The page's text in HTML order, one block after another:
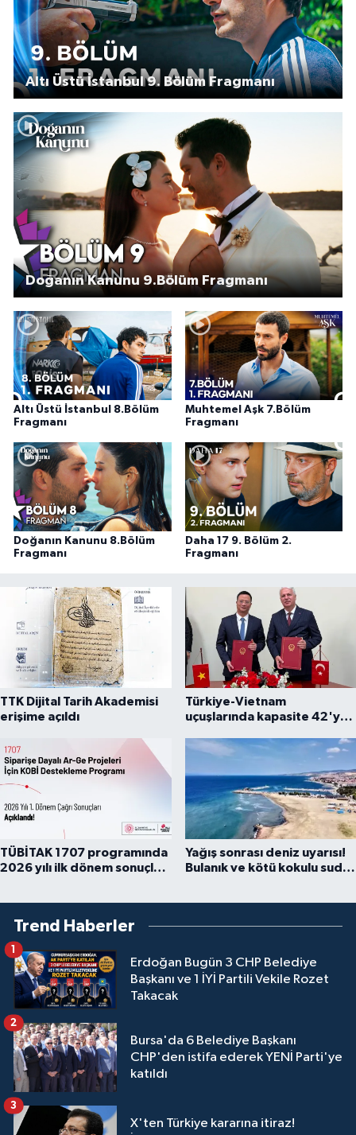
Altı Üstü İstanbul 9. Bölüm Fragmanı
Doğanın Kanunu 9.Bölüm Fragmanı
Altı Üstü İstanbul 8.Bölüm
Fragmanı
Muhtemel Aşk 7.Bölüm
Fragmanı
Doğanın Kanunu 8.Bölüm
Fragmanı
Daha 17 9. Bölüm 2.
Fragmanı
TTK Dijital Tarih Akademisi
erişime açıldı
Türkiye-Vietnam
uçuşlarında kapasite 42'ye
TÜBİTAK 1707 programında
2026 yılı ilk dönem sonuçları
Yağış sonrası deniz uyarısı!
Bulanık ve kötü kokulu suda
Trend Haberler
Erdoğan Bugün 3 CHP Belediye
Başkanı ve 1 İYİ Partili Vekile Rozet
Takacak
1
Bursa'da 6 Belediye Başkanı
CHP'den istifa ederek YENİ Parti'ye
katıldı
2
X'ten Türkiye kararına itiraz!
3